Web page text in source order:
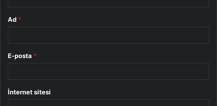
Ad *
E-posta *
İnternet sitesi